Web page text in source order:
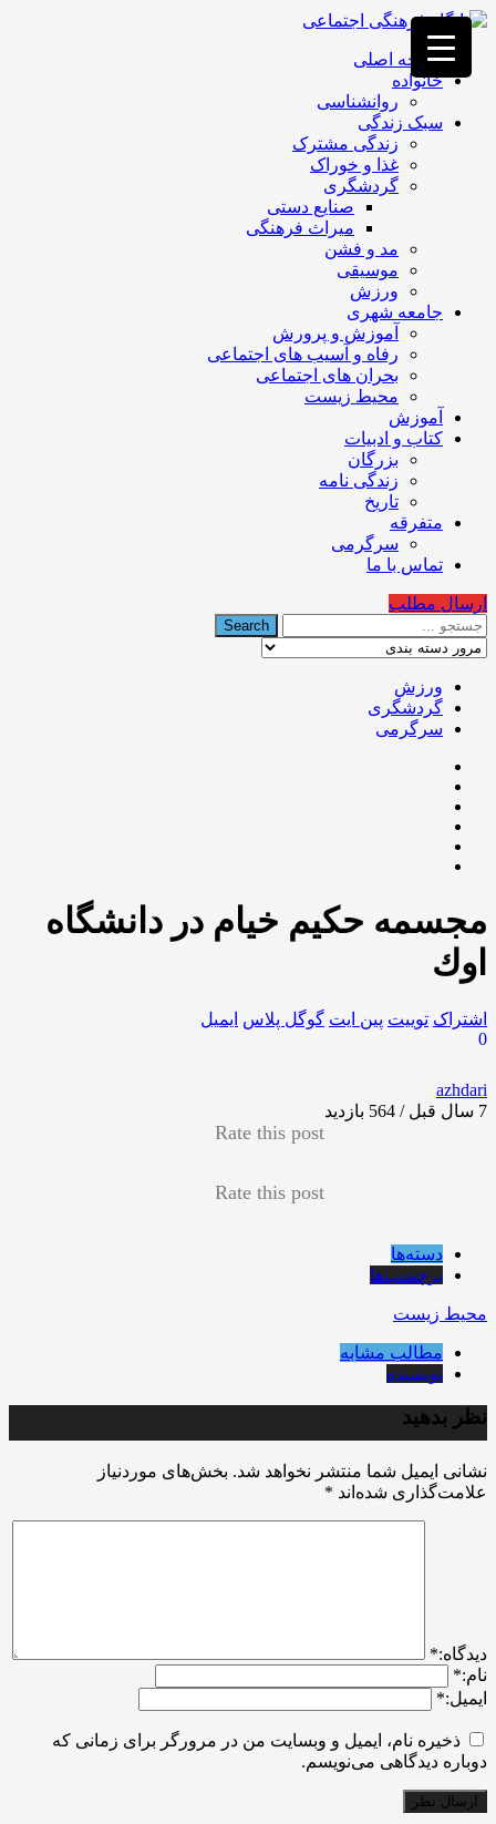
فصد
خون
غرب
تهران
خشکشویی
تصفیه
تهران
صفحه اصلی
خانواده
روانشناسی
سبک زندگی
زندگی مشترک
غذا و خوراک
گردشگری
صنایع دستی
میراث فرهنگی
مد و فشن
موسیقی
ورزش
جامعه شهری
آموزش و پرورش
رفاه و آسیب های اجتماعی
بحران های اجتماعی
محیط زیست
آموزش
کتاب و ادبیات
بزرگان
زندگی نامه
تاریخ
متفرقه
سرگرمی
تماس با ما
ارسال مطلب
ورزش
گردشگری
سرگرمی
مجسمه حکیم خيام در دانشگاه
اوك
اشتراک توییت پین ایت گوگل‌ پلاس ایمیل
0
azhdari
7 سال قبل / 564
بازدید
Rate this post
Rate this post
دسته‌ها
برچسب‌ها
محیط زیست
مطالب مشابه
نویسنده
نظر بدهید
نشانی ایمیل شما منتشر نخواهد شد. بخش‌های موردنیاز
علامت‌گذاری شده‌اند *
ديدگاه:*
نام:*
ایمیل:*
ذخیره نام، ایمیل و وبسایت من در مرورگر برای زمانی که
دوباره دیدگاهی می‌نویسم.